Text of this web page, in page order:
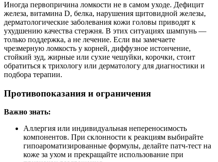
Иногда первопричина ломкости не в самом уходе. Дефицит
железа, витамина D, белка, нарушения щитовидной железы,
дерматологические заболевания кожи головы приводят к
ухудшению качества стержня. В этих ситуациях шампунь —
только поддержка, а не лечение. Если вы замечаете
чрезмерную ломкость у корней, диффузное истончение,
стойкий зуд, жирные или сухие чешуйки, корочки, стоит
обратиться к трихологу или дерматологу для диагностики и
подбора терапии.
Противопоказания и ограничения
Важно знать:
Аллергия или индивидуальная непереносимость
компонентов. При склонности к реакциям выбирайте
гипоароматизированные формулы, делайте патч‑тест на
коже за ухом и прекращайте использование при